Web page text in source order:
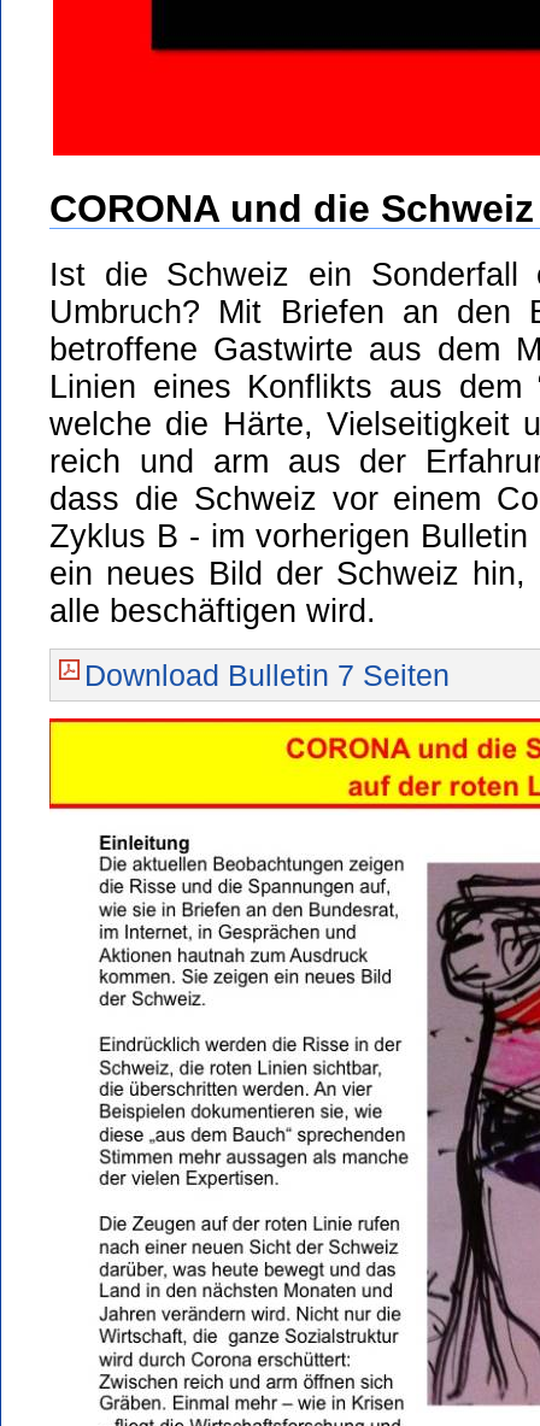
CORONA und die Schweiz
Ist die Schweiz ein
Umbruch? Mit Briefen an den
betroffene Gastwirte aus dem
Linien eines Konflikts aus dem
welche die Härte, Vielseitigkeit
reich und arm aus der
dass die Schweiz vor einem
Zyklus B - im vorherigen
ein neues Bild der Schweiz hin,
alle beschäftigen wird.
Download Bulletin 7 Seiten